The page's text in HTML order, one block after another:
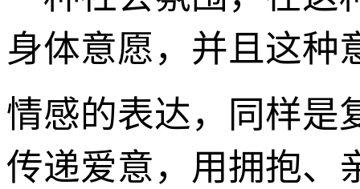
身体意愿，并且这种
情感的表达，同样是
传递爱意，用拥抱、